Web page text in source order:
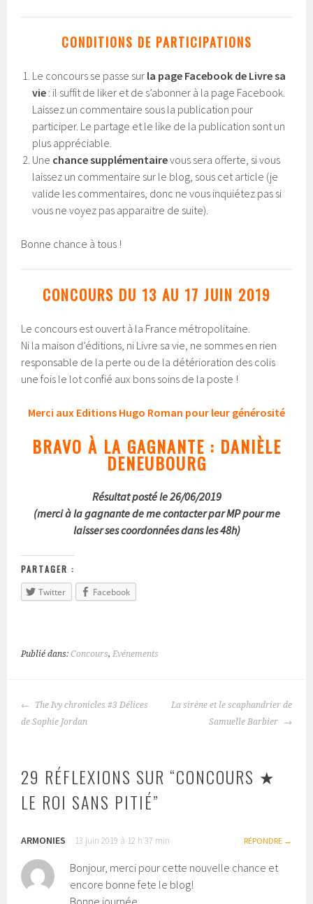
CONDITIONS DE PARTICIPATIONS
Le concours se passe sur la page Facebook de Livre sa
vie : il suffit de liker et de s’abonner à la page Facebook.
Laissez un commentaire sous la publication pour
participer. Le partage et le like de la publication sont un
plus appréciable.
Une chance supplémentairevous sera offerte, si vous
laissez un commentaire sur le blog, sous cet article (je
valide les commentaires, donc ne vous inquiétez pas si
vous ne voyez pas apparaitre de suite).
Bonne chance à tous !
CONCOURS DU 13 AU 17 JUIN 2019
Le concours est ouvert à la France métropolitaine.
Ni la maison d’éditions, ni Livre sa vie, ne sommes en rien
responsable de la perte ou de la détérioration des colis
une fois le lot confié aux bons soins de la poste !
Merci aux Editions Hugo Roman pour leur générosité
BRAVO À LA GAGNANTE : DANIÈLE
DENEUBOURG
Résultat posté le 26/06/2019
(merci à la gagnante de me contacter par MP pour me
laisser ses coordonnées dans les 48h)
PARTAGER :
Twitter
Facebook
Publié dans:Concours,Evénements
NAVIGATION
The Ivy chronicles #3 Délices
de Sophie Jordan
La sirène et le scaphandrier de
Samuelle Barbier
29 RÉFLEXIONS SUR “CONCOURS ★
LE ROI SANS PITIÉ”
ARMONIES 13 juin 2019 à 12 h 37 min RÉPONDRE
Bonjour, merci pour cette nouvelle chance et
encore bonne fete le blog!
Bonne journée